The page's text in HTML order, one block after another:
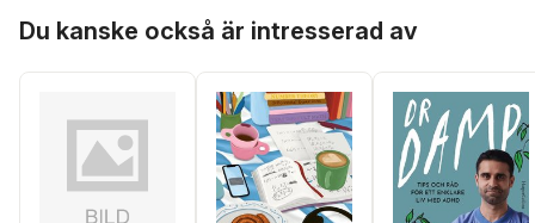
Du kanske också är intresserad av